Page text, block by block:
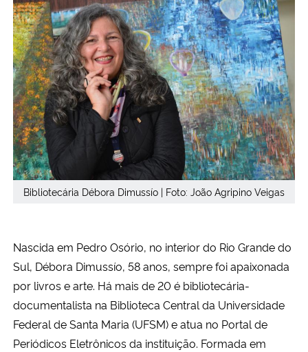
Controladoria-Geral da União
Ministério da Mulher, da Família e dos Direitos Humanos
Secretaria-Geral
Secretaria de Governo
Gabinete de Segurança Institucional
Planalto
Bibliotecária Débora Dimussío | Foto: João Agripino Veigas
Nascida em Pedro Osório, no interior do Rio Grande do
Sul, Débora Dimussío, 58 anos, sempre foi apaixonada
por livros e arte. Há mais de 20 é bibliotecária-
documentalista na Biblioteca Central da Universidade
Federal de Santa Maria (UFSM) e atua no Portal de
Periódicos Eletrônicos da instituição. Formada em